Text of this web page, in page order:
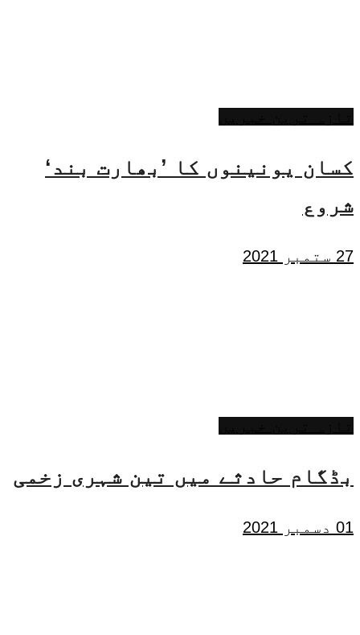
کسان یونینوں کا ’بھارت بند‘
شروع
27 ستمبر 2021
بڈگام حادثے میں تین شہری زخمی
01 دسمبر 2021